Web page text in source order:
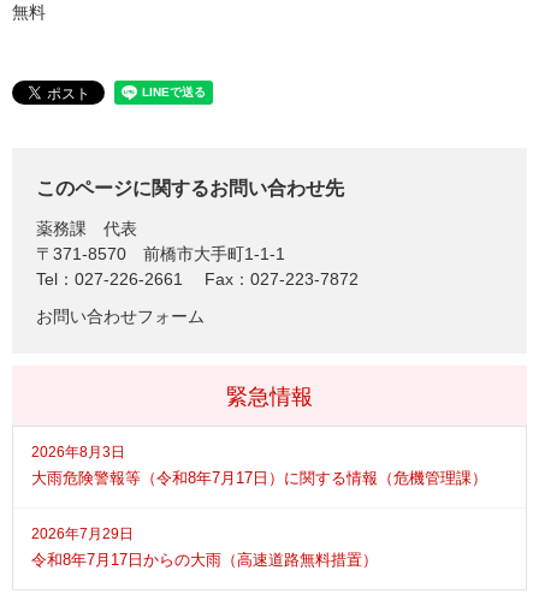
無料
このページに関するお問い合わせ先
薬務課
代表
〒371-8570
前橋市大手町1-1-1
Tel：027-226-2661
Fax：027-223-7872
お問い合わせフォーム
緊急情報
2026年8月3日
大雨危険警報等（令和8年7月17日）に関する情報（危機管理課）
2026年7月29日
令和8年7月17日からの大雨（高速道路無料措置）